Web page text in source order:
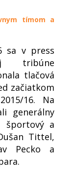
tímom a
sa v press
tribúne
tlačová
začiatkom
16. Na
generálny
športový a
Tittel,
Pecko a